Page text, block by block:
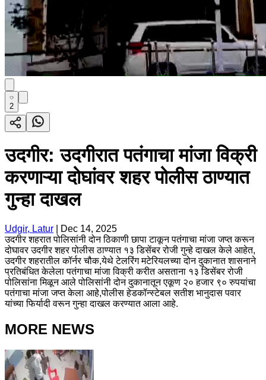
2
उदगीर: उदगीरात पतंगाचा मांजा विक्री
करणाऱ्या दोघांवर शहर पोलीस ठाण्यात
गुन्हा दाखल
Udgir, Latur
Dec 14, 2025
उदगीर शहरात पोलिसांनी दोन ठिकाणी छापा टाकून पतंगाचा मांजा जप्त करून
दोघावर उदगीर शहर पोलीस ठाण्यात १३ डिसेंबर रोजी गुन्हे दाखल केले आहेत,
उदगीर शहरातील कॉर्नर चौक,येथे टेलरिंग मटेरियलच्या दोन दुकानात शासनाने
प्रतिबंधित केलेला पतंगाचा मांजा विक्री करीत असताना १३ डिसेंबर रोजी
पोलिसांना मिळून आले पोलिसांनी दोन दुकानातून एकूण २० हजार ९० रुपयांचा
पतंगाचा मांजा जप्त केला आहे,पोलीस हेडकॉन्स्टेबल सतीश भानुदास पवार
यांच्या फिर्यादी वरून गुन्हा दाखल करण्यात आला आहे.
MORE NEWS